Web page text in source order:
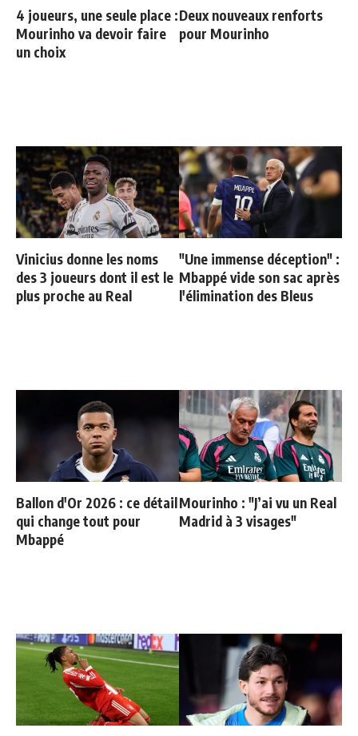
4 joueurs, une seule place :
Mourinho va devoir faire
un choix
Deux nouveaux renforts
pour Mourinho
Vinicius donne les noms
des 3 joueurs dont il est le
plus proche au Real
"Une immense déception" :
Mbappé vide son sac après
l'élimination des Bleus
Ballon d'Or 2026 : ce détail
qui change tout pour
Mbappé
Mourinho : "J’ai vu un Real
Madrid à 3 visages"